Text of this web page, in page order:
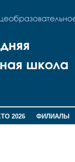
2026
ФИЛИАЛЫ